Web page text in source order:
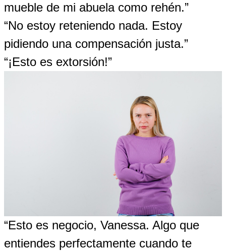
mueble de mi abuela como rehén.”
“No estoy reteniendo nada. Estoy
pidiendo una compensación justa.”
“¡Esto es extorsión!”
“Esto es negocio, Vanessa. Algo que
entiendes perfectamente cuando te